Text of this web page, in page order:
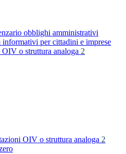
obblighi amministrativi
informativi per cittadini e imprese
o struttura analoga 2
OIV o struttura analoga 2